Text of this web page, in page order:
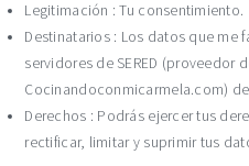
Legitimación : Tu consentimiento.
Destinatarios : Los datos que me
servidores de SERED (proveedor
Cocinandoconmicarmela.com)
Derechos : Podrás ejercer tus
rectificar, limitar y suprimir tus